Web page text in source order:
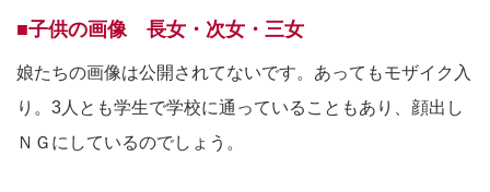
■子供の画像 長女・次女・三女
娘たちの画像は公開されてないです。あってもモザイク入
り。3人とも学生で学校に通っていることもあり、顔出し
ＮＧにしているのでしょう。